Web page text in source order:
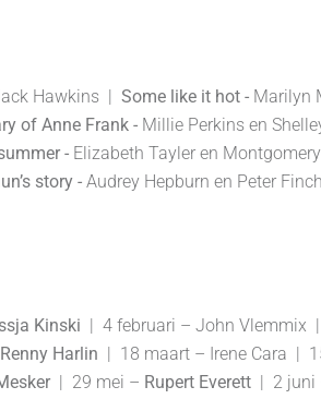
Hawkins | Some like it hot - Marilyn
of Anne Frank - Millie Perkins en
- Elizabeth Tayler en
story - Audrey Hepburn en Peter Finch
Kinski | 4 februari – John Vlemmix
Renny Harlin | 18 maart – Irene Cara |
| 29 mei – Rupert Everett | 2 juni